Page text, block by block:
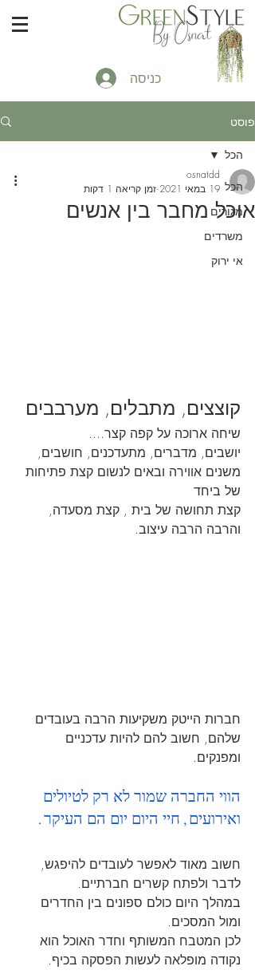
כניסה
פוסט
הכל
מגורים
משרדים
אי ירוק
הכל
אוכל מחבר בין אנשים
osnatdd
19 במאי 2021
זמן קריאה 1 דקות
קוצצים, מתבלים, מערבבים
שיחה ארוכה על קפה קצר....
יושבים, מדברים, מתעדכנים, חושבים,
משנים אווירה ובאים לנשום קצת פתיחות
של ביחד
קצת תחושה של בית , קצת מסעדה,
והרבה הרבה עיצוב.
חברות הייטק משקיעות הרבה בעובדים
שלהם, חשוב להם להיות עדכניים
ומפנקים.
הווי החברה שמור לא רק לטיולים
ואירועים, חיי היום יום הם העיקר.
חשוב מאוד לאפשר לעובדים להיפגש,
לדבר ולפתח קשרים חברתיים.
במהלך היום כולם ספונים בין החדרים
ומול המסכים.
לכן המטבח המשותף וחדר האוכל הוא
נקודה מופלאה לעשות הפסקה בכיף.